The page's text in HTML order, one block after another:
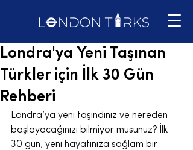
Londra'ya Yeni Taşınan
Türkler için İlk 30 Gün
Rehberi
Londra’ya yeni taşındınız ve nereden
başlayacağınızı bilmiyor musunuz? İlk
30 gün, yeni hayatınıza sağlam bir